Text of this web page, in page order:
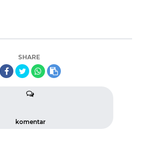
SHARE
komentar